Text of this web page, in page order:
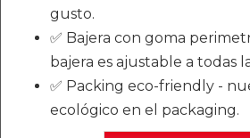
gusto.
✅ Bajera con goma
bajera es ajustable a todas
✅ Packing eco-friendly -
ecológico en el packaging.